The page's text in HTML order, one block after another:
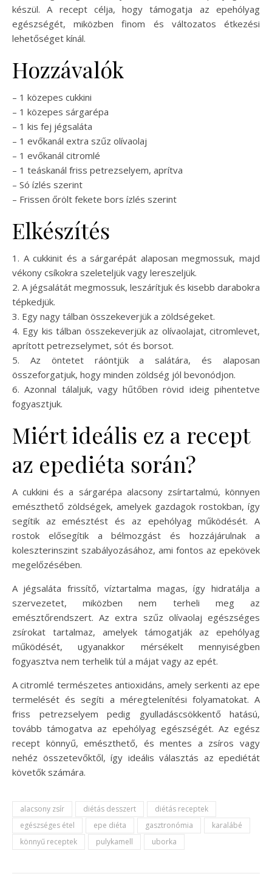
készül. A recept célja, hogy támogatja az epehólyag
egészségét, miközben finom és változatos étkezési
lehetőséget kínál.
Hozzávalók
– 1 közepes cukkini
– 1 közepes sárgarépa
– 1 kis fej jégsaláta
– 1 evőkanál extra szűz olívaolaj
– 1 evőkanál citromlé
– 1 teáskanál friss petrezselyem, aprítva
– Só ízlés szerint
– Frissen őrölt fekete bors ízlés szerint
Elkészítés
1. A cukkinit és a sárgarépát alaposan megmossuk, majd
vékony csíkokra szeleteljük vagy lereszeljük.
2. A jégsalátát megmossuk, leszárítjuk és kisebb darabokra
tépkedjük.
3. Egy nagy tálban összekeverjük a zöldségeket.
4. Egy kis tálban összekeverjük az olívaolajat, citromlevet,
aprított petrezselymet, sót és borsot.
5. Az öntetet ráöntjük a salátára, és alaposan
összeforgatjuk, hogy minden zöldség jól bevonódjon.
6. Azonnal tálaljuk, vagy hűtőben rövid ideig pihentetve
fogyasztjuk.
Miért ideális ez a recept
az epediéta során?
A cukkini és a sárgarépa alacsony zsírtartalmú, könnyen
emészthető zöldségek, amelyek gazdagok rostokban, így
segítik az emésztést és az epehólyag működését. A
rostok elősegítik a bélmozgást és hozzájárulnak a
koleszterinszint szabályozásához, ami fontos az epekövek
megelőzésében.
A jégsaláta frissítő, víztartalma magas, így hidratálja a
szervezetet, miközben nem terheli meg az
emésztőrendszert. Az extra szűz olívaolaj egészséges
zsírokat tartalmaz, amelyek támogatják az epehólyag
működését, ugyanakkor mérsékelt mennyiségben
fogyasztva nem terhelik túl a májat vagy az epét.
A citromlé természetes antioxidáns, amely serkenti az epe
termelését és segíti a méregtelenítési folyamatokat. A
friss petrezselyem pedig gyulladáscsökkentő hatású,
tovább támogatva az epehólyag egészségét. Az egész
recept könnyű, emészthető, és mentes a zsíros vagy
nehéz összetevőktől, így ideális választás az epediétát
követők számára.
alacsony zsír diétás desszert
diétás receptek
egészséges étel
epe diéta gasztronómia
karalábé
könnyű receptek
pulykamell uborka